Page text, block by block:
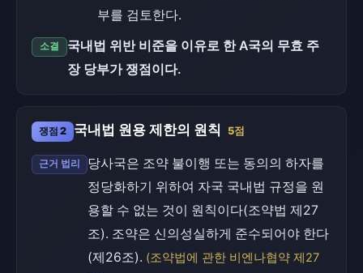
부를 검토한다.
소결
국내법 위반 비준을 이유로 한 A국의 무효 주
장 당부가 쟁점이다.
쟁점 2 국내법 원용 제한의 원칙 5점
근거 법리
당사국은 조약 불이행 또는 동의의 하자를
정당화하기 위하여 자국 국내법 규정을 원
용할 수 없는 것이 원칙이다(조약법 제27
조). 조약은 신의성실하게 준수되어야 한다
(제26조). (조약법에 관한 비엔나협약 제27